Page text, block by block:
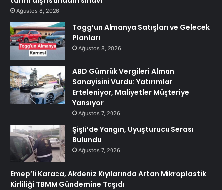
Ağustos 8, 2026
Togg’un Almanya Satışları ve Gelecek
Planları
Ağustos 8, 2026
ABD Gümrük Vergileri Alman
Sanayisini Vurdu: Yatırımlar
Erteleniyor, Maliyetler Müşteriye
Yansıyor
Ağustos 7, 2026
Şişli’de Yangın, Uyuşturucu Serası
Bulundu
Ağustos 7, 2026
Emep’li Karaca, Akdeniz Kıyılarında Artan Mikroplastik
Kirliliği TBMM Gündemine Taşıdı